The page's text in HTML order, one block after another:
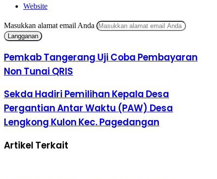
Website
Masukkan alamat email Anda
Pemkab Tangerang Uji Coba Pembayaran
Non Tunai QRIS
Sekda Hadiri Pemilihan Kepala Desa
Pergantian Antar Waktu (PAW) Desa
Lengkong Kulon Kec. Pagedangan
Artikel Terkait